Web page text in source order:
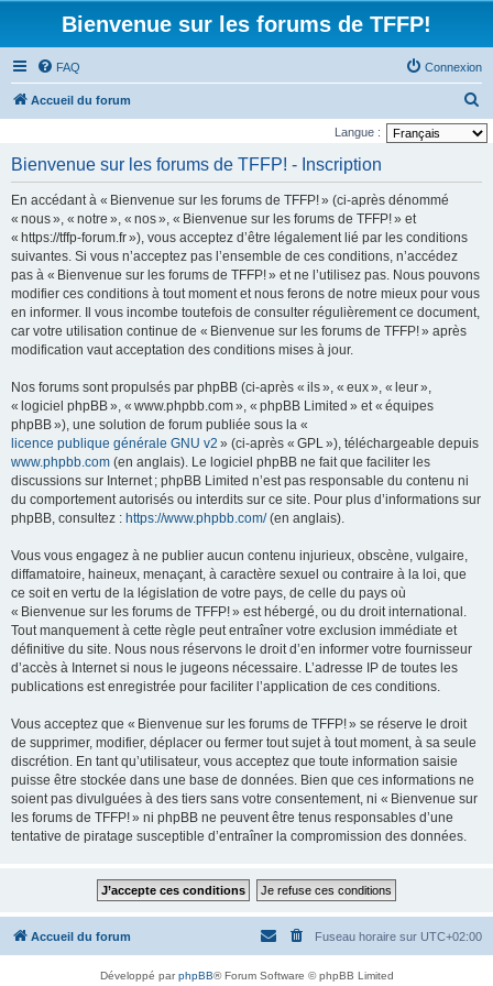
Bienvenue sur les forums de TFFP!
FAQ Connexion
Accueil du forum
e
Langue :
Bienvenue sur les forums de TFFP! - Inscription
En accédant à « Bienvenue sur les forums de TFFP! » (ci-après dénommé
« nous », « notre », « nos », « Bienvenue sur les forums de TFFP! » et
« https://tffp-forum.fr »), vous acceptez d’être légalement lié par les conditions
suivantes. Si vous n’acceptez pas l’ensemble de ces conditions, n’accédez
pas à « Bienvenue sur les forums de TFFP! » et ne l’utilisez pas. Nous pouvons
modifier ces conditions à tout moment et nous ferons de notre mieux pour vous
en informer. Il vous incombe toutefois de consulter régulièrement ce document,
car votre utilisation continue de « Bienvenue sur les forums de TFFP! » après
modification vaut acceptation des conditions mises à jour.
Nos forums sont propulsés par phpBB (ci-après « ils », « eux », « leur »,
« logiciel phpBB », « www.phpbb.com », « phpBB Limited » et « équipes
phpBB »), une solution de forum publiée sous la «
licence publique générale GNU v2 » (ci-après « GPL »), téléchargeable depuis
www.phpbb.com (en anglais). Le logiciel phpBB ne fait que faciliter les
discussions sur Internet ; phpBB Limited n’est pas responsable du contenu ni
du comportement autorisés ou interdits sur ce site. Pour plus d’informations sur
phpBB, consultez : https://www.phpbb.com/(en anglais).
Vous vous engagez à ne publier aucun contenu injurieux, obscène, vulgaire,
diffamatoire, haineux, menaçant, à caractère sexuel ou contraire à la loi, que
ce soit en vertu de la législation de votre pays, de celle du pays où
« Bienvenue sur les forums de TFFP! » est hébergé, ou du droit international.
Tout manquement à cette règle peut entraîner votre exclusion immédiate et
définitive du site. Nous nous réservons le droit d’en informer votre fournisseur
d’accès à Internet si nous le jugeons nécessaire. L’adresse IP de toutes les
publications est enregistrée pour faciliter l’application de ces conditions.
Vous acceptez que « Bienvenue sur les forums de TFFP! » se réserve le droit
de supprimer, modifier, déplacer ou fermer tout sujet à tout moment, à sa seule
discrétion. En tant qu’utilisateur, vous acceptez que toute information saisie
puisse être stockée dans une base de données. Bien que ces informations ne
soient pas divulguées à des tiers sans votre consentement, ni « Bienvenue sur
les forums de TFFP! » ni phpBB ne peuvent être tenus responsables d’une
tentative de piratage susceptible d’entraîner la compromission des données.
Accueil du forum Fuseau horaire sur UTC+02:00
Développé parphpBB® Forum Software © phpBB Limited